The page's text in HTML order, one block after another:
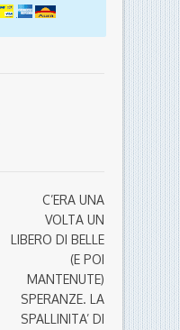
C’ERA UNA
VOLTA UN
LIBERO DI BELLE
(E POI
MANTENUTE)
SPERANZE. LA
SPALLINITA’ DI